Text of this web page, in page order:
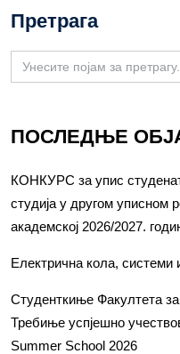
Претрага
Search
for:
ПОСЛЕДЊЕ
КОНКУРС за упис
студија у другом
академској 2026/2027.
Електрична кола, системи
Студенткиње Факултета
Требиње успјешно
Summer School 2026